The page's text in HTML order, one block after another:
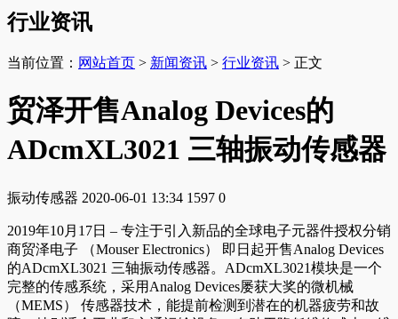
行业资讯
当前位置： 网站首页 > 新闻资讯 > 行业资讯 > 正文
贸泽开售Analog Devices的
ADcmXL3021 三轴振动传感器
振动传感器 2020-06-01 13:34 1597 0
2019年10月17日 – 专注于引入新品的全球电子元器件授权分销
商贸泽电子 （Mouser Electronics） 即日起开售Analog Devices
的ADcmXL3021 三轴振动传感器。ADcmXL3021模块是一个
完整的传感系统，采用Analog Devices屡获大奖的微机械
（MEMS） 传感器技术，能提前检测到潜在的机器疲劳和故